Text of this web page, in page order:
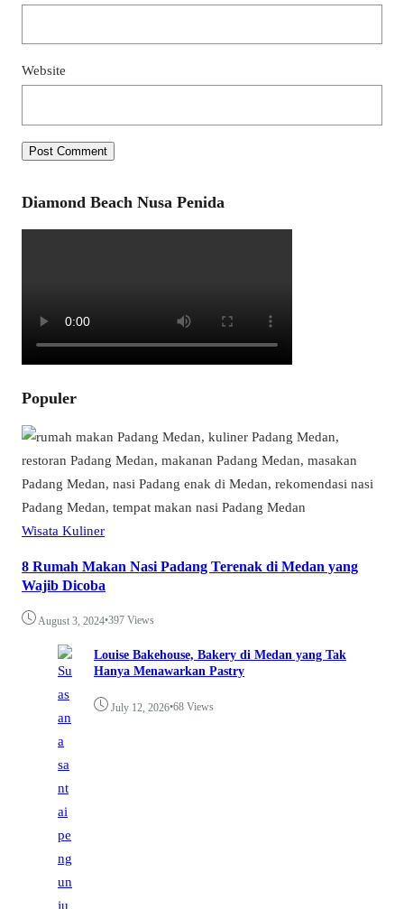
Website
Diamond Beach Nusa Penida
Populer
Wisata Kuliner
8 Rumah Makan Nasi Padang Terenak di Medan yang
Wajib Dicoba
August 3, 2024•397 Views
Louise Bakehouse, Bakery di Medan yang Tak
Hanya Menawarkan Pastry
July 12, 2026•68 Views